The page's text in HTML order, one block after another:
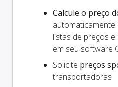
Calcule o preço
listas de preços
em seu software
Solicite preços
transportadoras